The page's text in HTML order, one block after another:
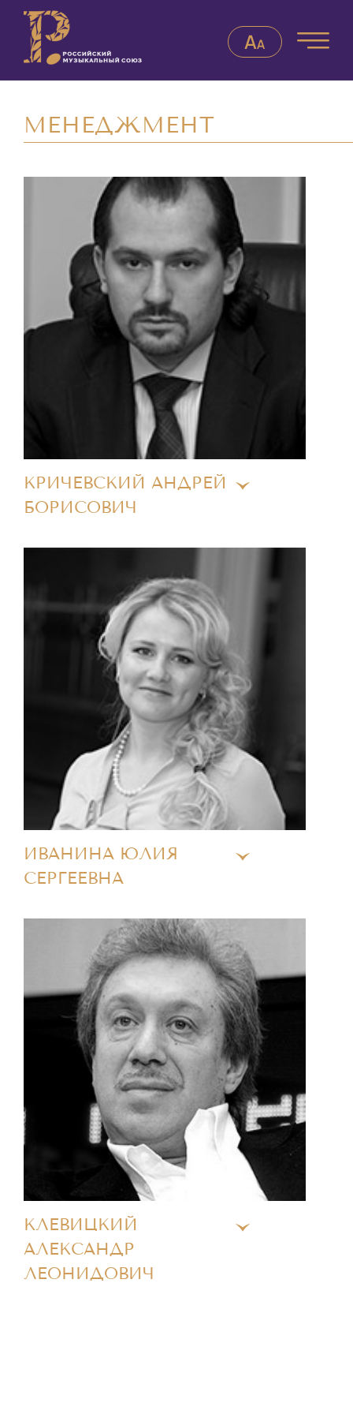
МЕНЕДЖМЕНТ
КРИЧЕВСКИЙ АНДРЕЙ
БОРИСОВИЧ
ИВАНИНА ЮЛИЯ
СЕРГЕЕВНА
КЛЕВИЦКИЙ
АЛЕКСАНДР
ЛЕОНИДОВИЧ